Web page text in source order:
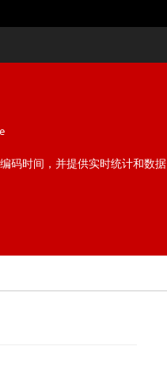
码时间，并提供实时统计和数据